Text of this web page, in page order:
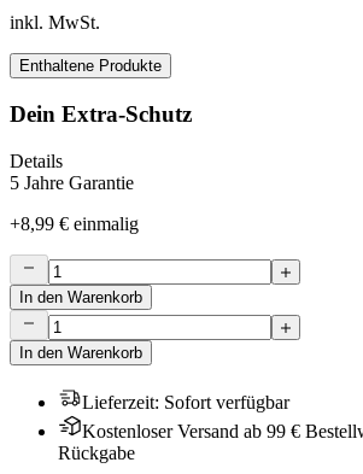
inkl. MwSt.
Enthaltene Produkte
Dein Extra-Schutz
Details
5 Jahre Garantie
+8,99 € einmalig
In den Warenkorb
In den Warenkorb
Lieferzeit: Sofort verfügbar
Kostenloser Versand ab 99 €
Rückgabe